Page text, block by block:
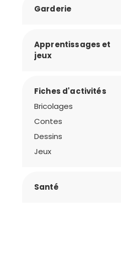
Garderie
Apprentissages et
jeux
Fiches d'activités
Bricolages
Contes
Dessins
Jeux
Santé